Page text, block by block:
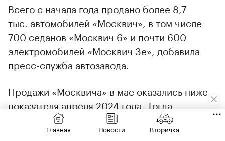
Всего с начала года продано более 8,7
тыс. автомобилей «Москвич», в том числе
700 седанов «Москвич 6» и почти 600
электромобилей «Москвич 3е», добавила
пресс-служба автозавода.
Продажи «Москвича» в мае оказались ниже
показателя апреля 2024 года. Тогда
автозаводреализовалболее 2,2 тыс.
автомобилей. В свою очередь, в марте 2024
Главная Новости Вторичка